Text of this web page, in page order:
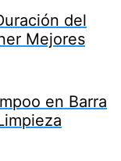
del
Mejores
en Barra